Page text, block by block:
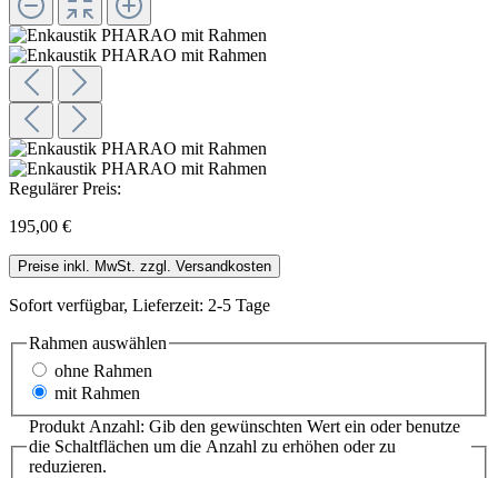
Regulärer Preis:
195,00 €
Preise inkl. MwSt. zzgl. Versandkosten
Sofort verfügbar, Lieferzeit: 2-5 Tage
Rahmen auswählen
ohne Rahmen
mit Rahmen
Produkt Anzahl: Gib den gewünschten Wert ein oder benutze
die Schaltflächen um die Anzahl zu erhöhen oder zu
reduzieren.